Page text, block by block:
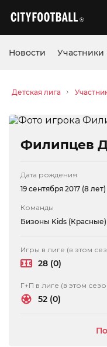
Новости Участники
Детская лига
Филипцев
Дата рождения
19 сентября 2017 (8 лет)
Команды
Бизоны Kids (Красные)
Игры в лиге (в этом
28 (0)
Г+П в лиге (в этом
52 (0)